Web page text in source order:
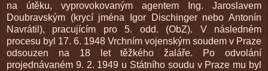
na útěku, vyprovokovaným agentem Ing. Jaroslavem
Doubravským (krycí jména Igor Dischinger nebo Antonín
Navrátil), pracujícím pro 5. odd. (ObZ). V následném
procesu byl 17. 6. 1948 Vrchním vojenským soudem v Praze
odsouzen na 18 let těžkého žaláře. Po odvolání
projednávaném 9. 2. 1949 u Státního soudu v Praze mu byl